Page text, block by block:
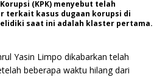
(KPK) menyebut telah
terkait kasus dugaan korupsi di
saat ini adalah klaster pertama.
Yasin Limpo dikabarkan telah
beberapa waktu hilang dari